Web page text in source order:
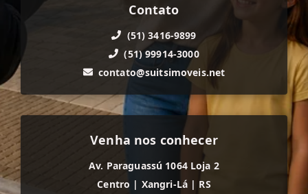
Contato
(51) 3416-9899
(51) 99914-3000
contato@suitsimoveis.net
Venha nos conhecer
Av. Paraguassú 1064 Loja 2
Centro | Xangri-Lá | RS